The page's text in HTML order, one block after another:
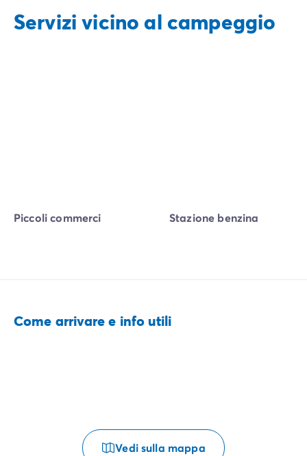
Servizi vicino al campeggio
Piccoli commerci Stazione benzina
Come arrivare e info utili
Vedi sulla mappa